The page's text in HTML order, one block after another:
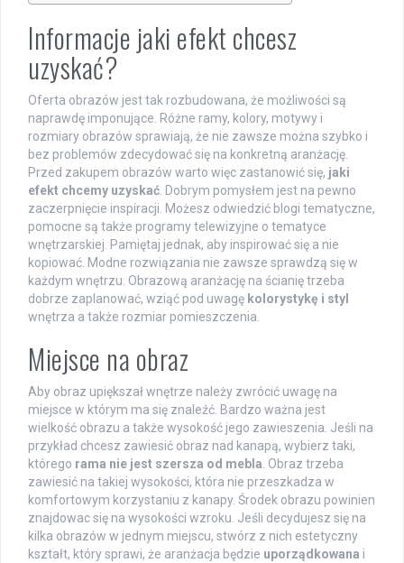
Informacje jaki efekt chcesz
uzyskać?
Oferta obrazów jest tak rozbudowana, że możliwości są
naprawdę imponujące. Różne ramy, kolory, motywy i
rozmiary obrazów sprawiają, że nie zawsze można szybko i
bez problemów zdecydować się na konkretną aranżację.
Przed zakupem obrazów warto więc zastanowić się, jaki
efekt chcemy uzyskać . Dobrym pomysłem jest na pewno
zaczerpnięcie inspiracji. Możesz odwiedzić blogi tematyczne,
pomocne są także programy telewizyjne o tematyce
wnętrzarskiej. Pamiętaj jednak, aby inspirować się a nie
kopiować. Modne rozwiązania nie zawsze sprawdzą się w
każdym wnętrzu. Obrazową aranżację na ścianię trzeba
dobrze zaplanować, wziąć pod uwagę kolorystykę i styl
wnętrza a także rozmiar pomieszczenia.
Miejsce na obraz
Aby obraz upiększał wnętrze należy zwrócić uwagę na
miejsce w którym ma się znaleźć. Bardzo ważna jest
wielkość obrazu a także wysokość jego zawieszenia. Jeśli na
przykład chcesz zawiesić obraz nad kanapą, wybierz taki,
którego rama nie jest szersza od mebla . Obraz trzeba
zawiesić na takiej wysokości, która nie przeszkadza w
komfortowym korzystaniu z kanapy. Środek obrazu powinien
znajdowac się na wysokości wzroku. Jeśli decydujesz się na
kilka obrazów w jednym miejscu, stwórz z nich estetyczny
kształt, który sprawi, że aranżacja będzie uporządkowana i